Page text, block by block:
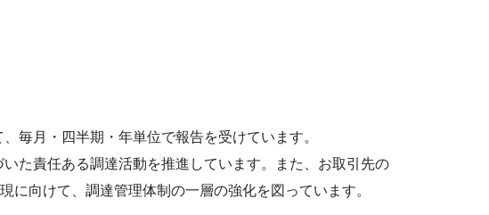
毎月・四半期・年単位で報告を受けています。
た責任ある調達活動を推進しています。また、お取引先の
向けて、調達管理体制の一層の強化を図っています。